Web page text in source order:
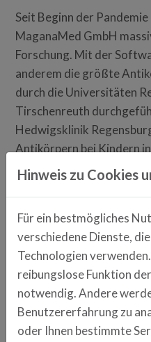
Seit Beginn der
MaganaMed GmbH
Forschung. Mit der
anderem die größte
durch die Universitäten
Tirschenreuth
Hedwigsklinik
Antikörpern bei Kindern
hinaus forscht
Deutschland unter dem
Projekts PERMEABLE.
Machine Learning sollen
personalisierten Medizin
schwerem Asthma bei
Die Kunden von
Hinweis zu Cookies
Für ein bestmögliches
verschiedene Dienste,
Technologien
reibungslose Funktion
notwendig. Andere
Benutzererfahrung zu
oder Ihnen bestimmte